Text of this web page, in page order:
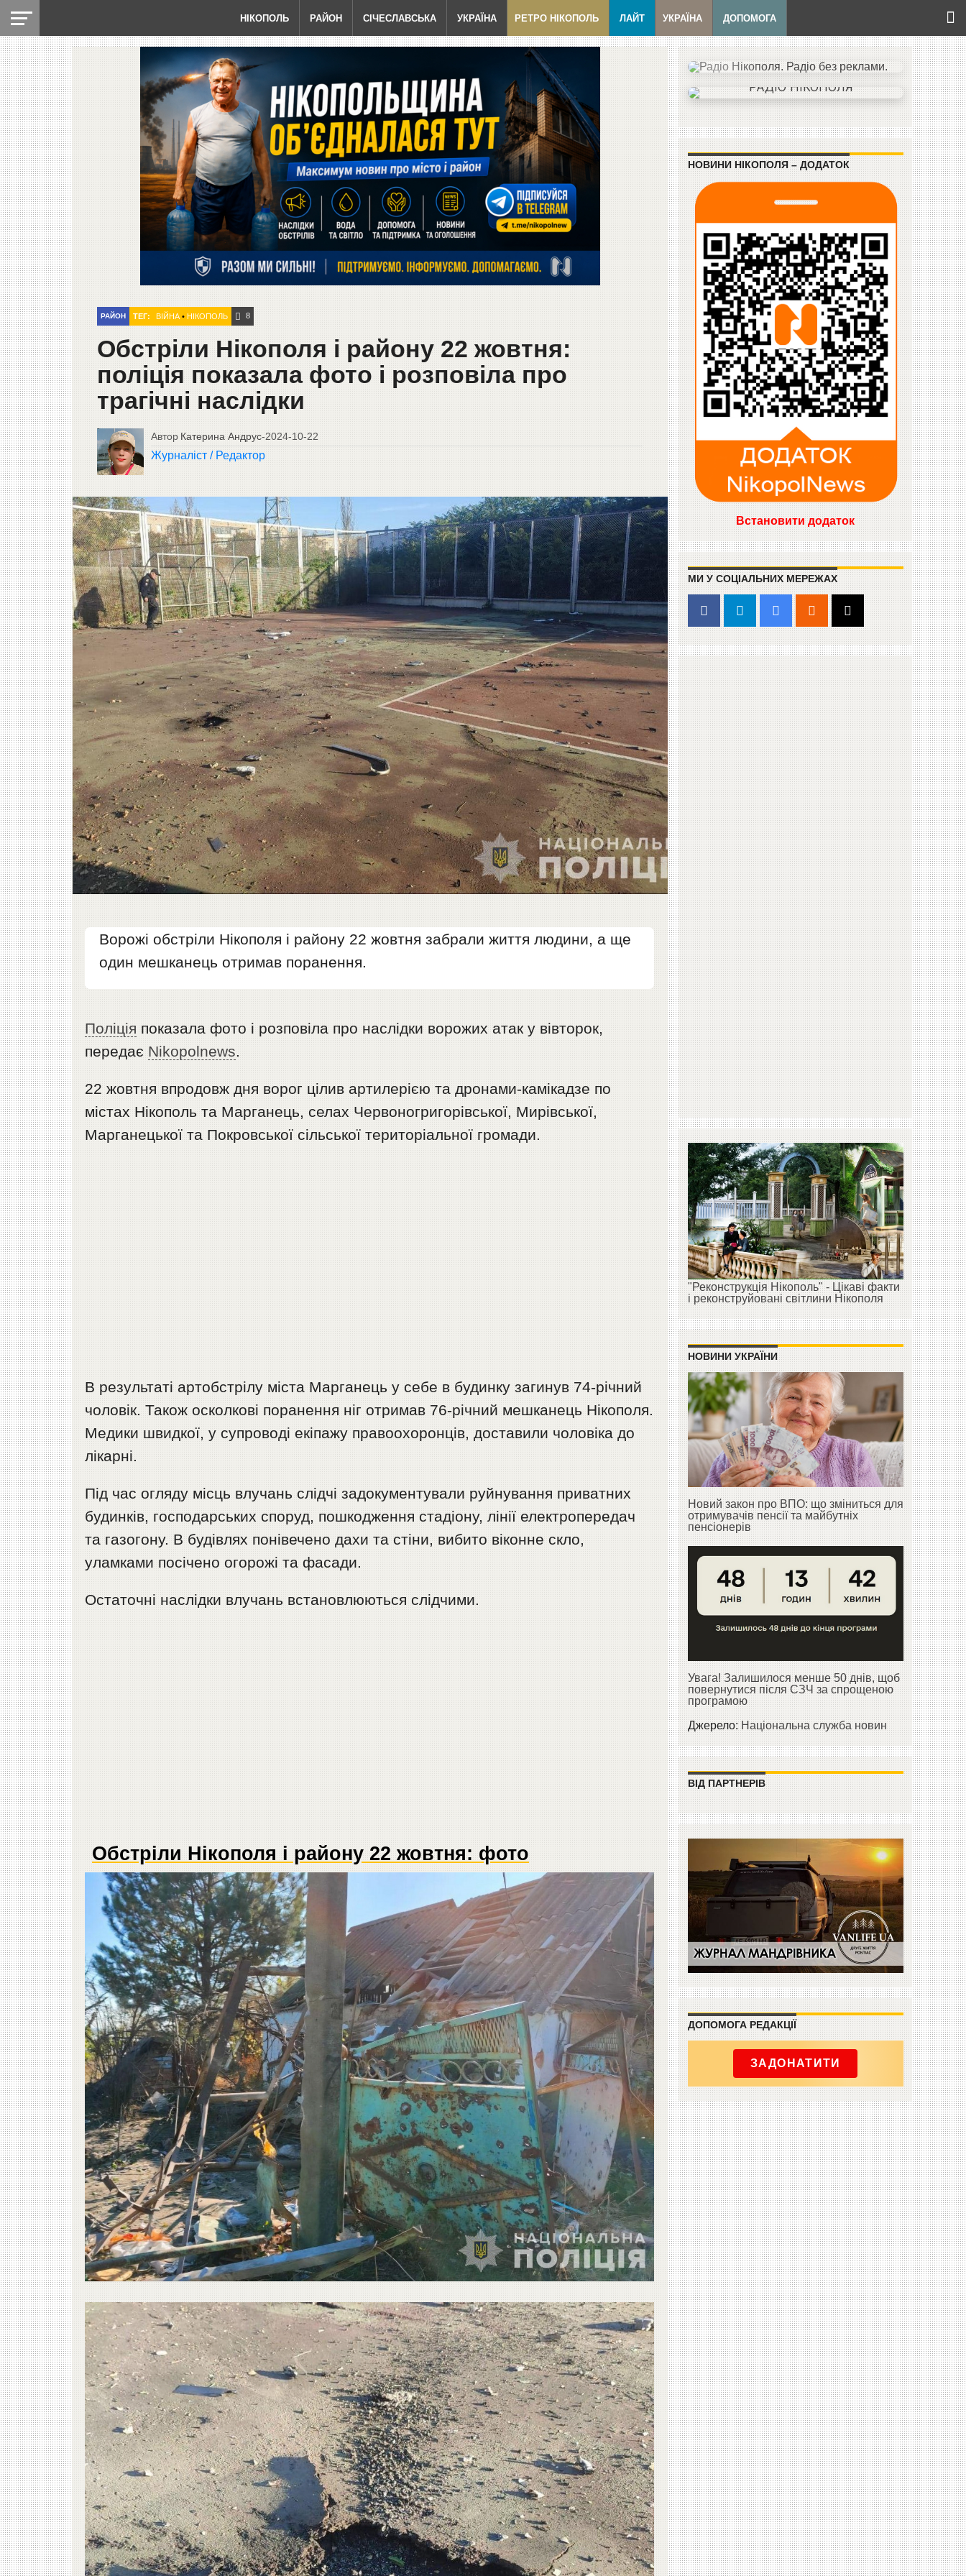
НІКОПОЛЬ РАЙОН СІЧЕСЛАВСЬКА УКРАЇНА РЕТРО НІКОПОЛЬ ЛАЙТ УКРАЇНА ДОПОМОГА
РАЙОН ТЕГ: ВІЙНА• НІКОПОЛЬ 8
Обстріли Нікополя і району 22 жовтня:
поліція показала фото і розповіла про
трагічні наслідки
Автор Катерина Андрус-2024-10-22
Журналіст / Редактор
Ворожі обстріли Нікополя і району 22 жовтня забрали життя людини, а ще
один мешканець отримав поранення.
Поліція показала фото і розповіла про наслідки ворожих атак у вівторок,
передає Nikopolnews.
22 жовтня впродовж дня ворог цілив артилерією та дронами-камікадзе по
містах Нікополь та Марганець, селах Червоногригорівської, Мирівської,
Марганецької та Покровської сільської територіальної громади.
В результаті артобстрілу міста Марганець у себе в будинку загинув 74-річний
чоловік. Також осколкові поранення ніг отримав 76-річний мешканець Нікополя.
Медики швидкої, у супроводі екіпажу правоохоронців, доставили чоловіка до
лікарні.
Під час огляду місць влучань слідчі задокументували руйнування приватних
будинків, господарських споруд, пошкодження стадіону, лінії електропередач
та газогону. В будівлях понівечено дахи та стіни, вибито віконне скло,
уламками посічено огорожі та фасади.
Остаточні наслідки влучань встановлюються слідчими.
Обстріли Нікополя і району 22 жовтня: фото
НОВИНИ НІКОПОЛЯ – ДОДАТОК
Встановити додаток
МИ У СОЦІАЛЬНИХ МЕРЕЖАХ
"Реконструкція Нікополь" - Цікаві факти
і реконструйовані світлини Нікополя
НОВИНИ УКРАЇНИ
Новий закон про ВПО: що зміниться для
отримувачів пенсії та майбутніх
пенсіонерів
Увага! Залишилося менше 50 днів, щоб
повернутися після СЗЧ за спрощеною
програмою
Джерело:Національна служба новин
ВІД ПАРТНЕРІВ
ДОПОМОГА РЕДАКЦІЇ
ЗАДОНАТИТИ